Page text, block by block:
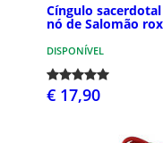
Cíngulo
nó de Salomão
DISPONÍVEL
€ 17,90